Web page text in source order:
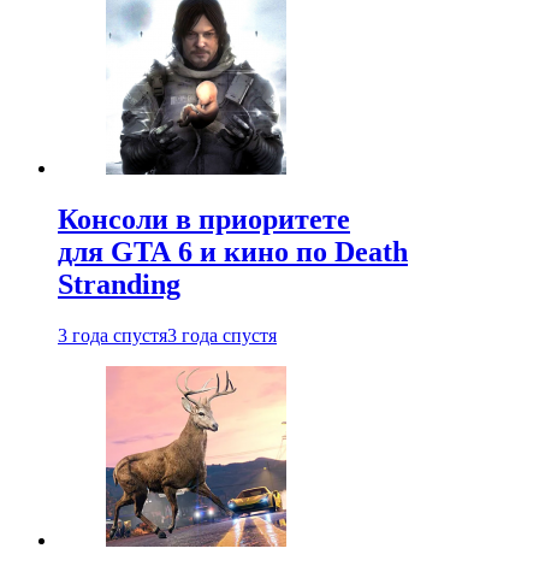
Консоли в приоритете
для GTA 6 и кино по Death
Stranding
3 года спустя3 года спустя